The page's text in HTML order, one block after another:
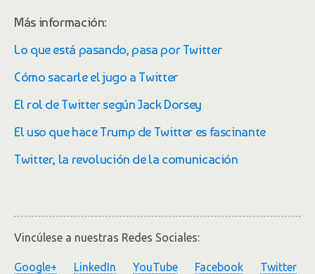
Más información:
Lo que está pasando, pasa por Twitter
Cómo sacarle el jugo a Twitter
El rol de Twitter según Jack Dorsey
El uso que hace Trump de Twitter es fascinante
Twitter, la revolución de la comunicación
Vincúlese a nuestras Redes Sociales:
Google+ LinkedIn YouTube Facebook Twitter